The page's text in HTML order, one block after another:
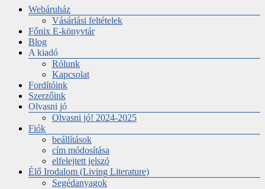
Webáruház
Vásárlási feltételek
Főnix E-könyvtár
Blog
A kiadó
Rólunk
Kapcsolat
Fordítóink
Szerzőink
Olvasni jó
Olvasni jó! 2024-2025
Fiók
beállítások
cím módosítása
elfelejtett jelszó
Élő Irodalom (Living Literature)
Segédanyagok